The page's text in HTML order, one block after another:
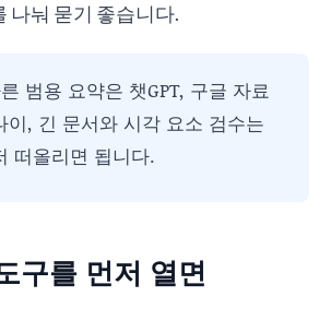
나눠 묻기 좋습니다.
범용 요약은 챗GPT, 구글 자료
이, 긴 문서와 시각 요소 검수는
떠올리면 됩니다.
구를 먼저 열면